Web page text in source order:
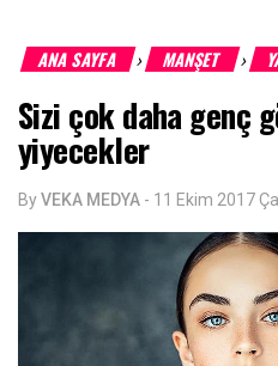
ANA SAYFA › MANŞET ›
Sizi çok daha genç
yiyecekler
ByVEKA MEDYA - 11 Ekim 2017